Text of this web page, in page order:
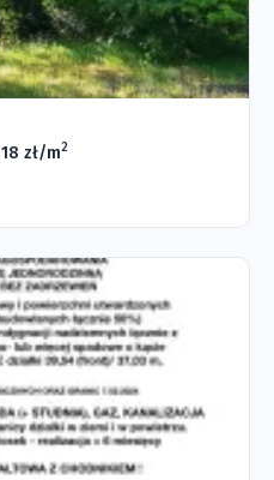
18 zł/m2